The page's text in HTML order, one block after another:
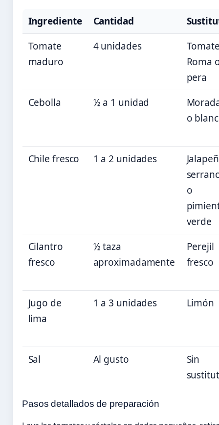
Ingrediente Cantidad
Tomate
maduro
4 unidades
Roma
pera
Cebolla
½ a 1 unidad
o
Chile fresco 1 a 2 unidades
o
verde
Cilantro
fresco
½ taza
aproximadamente
Perejil
fresco
Jugo de
lima
1 a 3 unidades Limón
Sal Al gusto
Sin
Pasos detallados de preparación